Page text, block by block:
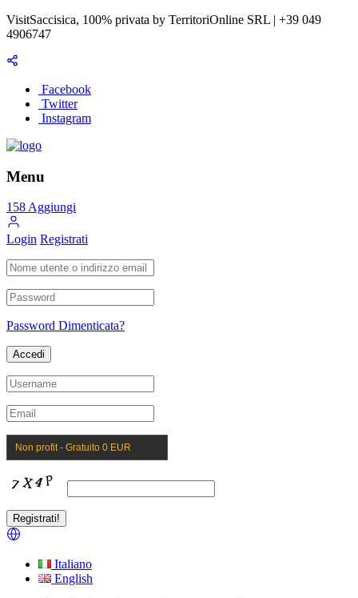
VisitSaccisica, 100% privata by TerritoriOnline SRL | +39 049
4906747
Facebook
Twitter
Instagram
Menu
158Aggiungi
Login Registrati
Password Dimenticata?
Non profit - Gratuito 0 EUR
Italiano
English